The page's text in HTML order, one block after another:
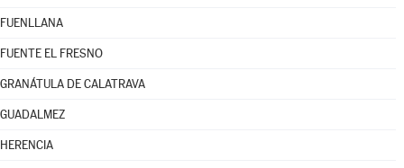
FUENLLANA
FUENTE EL FRESNO
GRANÁTULA DE CALATRAVA
GUADALMEZ
HERENCIA